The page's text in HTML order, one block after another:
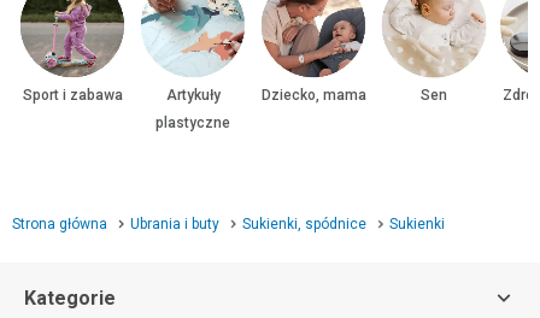
Sport i zabawa
Artykuły
plastyczne
Dziecko, mama Sen
Strona główna Ubrania i buty Sukienki, spódnice Sukienki
Kategorie